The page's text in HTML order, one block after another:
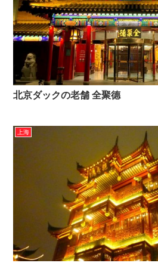
北京ダックの老舗 全聚德
上海